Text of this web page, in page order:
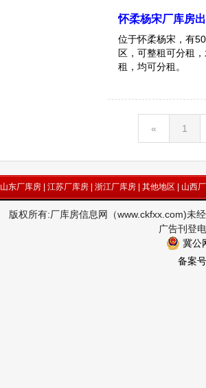
怀柔杨宋厂库房
位于怀柔杨宋，有
区，可整租可分租
租，均可分租。
« 1
山东厂库房 | 江苏厂库房 | 浙江厂库房 | 其他地区 | 山西
版权所有:厂库房信息网（www.ckfxx.com)未
广告刊登
冀公
备案